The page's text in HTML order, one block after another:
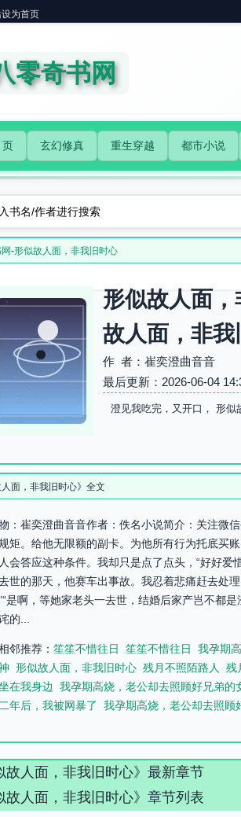
为首页
零奇书网
页 玄幻修真 重生穿越 都市小说
-形似故人面，非我旧时心
形似故人面
故人面，非
作 者：崔奕澄曲音音
最后更新：2026-06-04
澄见我吃完，又开口， 形似
人面，非我旧时心》全文
：崔奕澄曲音音作者：佚名小说简介：关注微
矩。给他无限额的副卡。为他所有行为托底买
会答应这种条件。我却只是点了点头，“好好爱
世的那天，他赛车出事故。我忍着悲痛赶去处
是啊，等她家老头一去世，结婚后家产岂不都
的...
邻推荐： 笙笙不惜往日 笙笙不惜往日 我孕期
形似故人面，非我旧时心 残月不照陌路人 残
在我身边
我孕期高烧，老公却去照顾好兄弟的
年后，我被网暴了
我孕期高烧，老公却去照顾
故人面，非我旧时心》最新章节
故人面，非我旧时心》章节列表